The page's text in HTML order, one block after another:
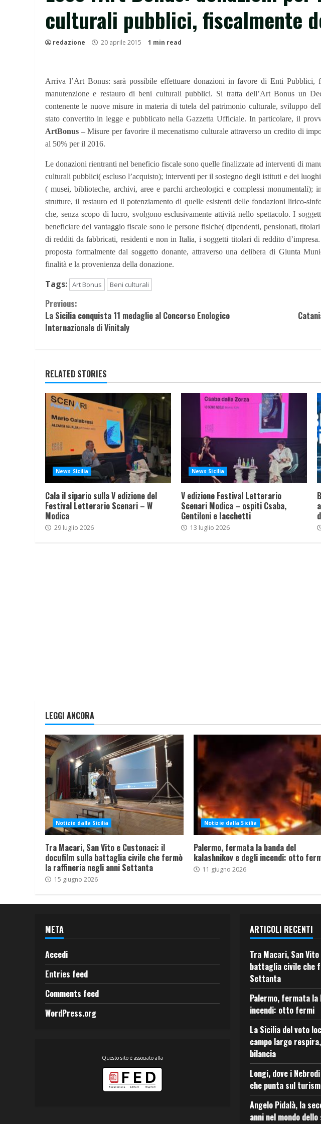
culturali pubblici, fiscalmente
redazione 20 aprile 2015 1 min read
Arriva l’Art Bonus: sarà possibile effettuare donazioni in favore di Enti Pubblici,
manutenzione e restauro di beni culturali pubblici. Si tratta dell’Art Bonus un
contenente le nuove misure in materia di tutela del patrimonio culturale, sviluppo
stato convertito in legge e pubblicato nella Gazzetta Ufficiale. In particolare, il
ArtBonus –Misure per favorire il mecenatismo culturale attraverso un credito di
al 50% per il 2016.
Le donazioni rientranti nel beneficio fiscale sono quelle finalizzate ad interventi di
culturali pubblici( escluso l’acquisto); interventi per il sostegno degli istituti e dei
( musei, biblioteche, archivi, aree e parchi archeologici e complessi monumentali);
strutture, il restauro ed il potenziamento di quelle esistenti delle fondazioni lirico-
che, senza scopo di lucro, svolgono esclusivamente attività nello spettacolo. I
beneficiare del vantaggio fiscale sono le persone fisiche( dipendenti, pensionati,
di redditi da fabbricati, residenti e non in Italia, i soggetti titolari di reddito
proposta formalmente dal soggetto donante, attraverso una delibera di Giunta
finalità e la provenienza della donazione.
Tags: Art Bonus Beni culturali
Continue
Reading
Previous:
La Sicilia conquista 11 medaglie al Concorso Enologico
Internazionale di Vinitaly
RELATED STORIES
News Sicilia
Cala il sipario sulla V edizione del
Festival Letterario Scenari – W
Modica
29 luglio 2026
News Sicilia
V edizione Festival Letterario
Scenari Modica – ospiti Csaba,
Gentiloni e Iacchetti
13 luglio 2026
LEGGI ANCORA
Notizie dalla Sicilia
Tra Macari, San Vito e Custonaci: il
docufilm sulla battaglia civile che fermò
la raffineria negli anni Settanta
15 giugno 2026
Notizie dalla Sicilia
Palermo, fermata la banda del
kalashnikov e degli incendi: otto
11 giugno 2026
META
Accedi
Entries feed
Comments feed
WordPress.org
Questo sito è associato alla
ARTICOLI RECENTI
Tra Macari, San
battaglia civile che
Settanta
Palermo, fermata la
incendi: otto fermi
La Sicilia del voto
campo largo
bilancia
Longi, dove i
che punta sul
Angelo Pidalà, la
anni nel mondo